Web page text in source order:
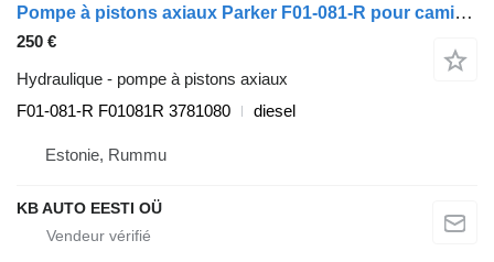
Pompe à pistons axiaux Parker F01-081-R pour camion Scania P,G,R,T
250 €
Hydraulique - pompe à pistons axiaux
F01-081-R F01081R 3781080
diesel
Estonie, Rummu
KB AUTO EESTI OÜ